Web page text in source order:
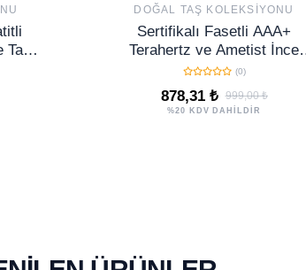
DOĞAL TAŞ KOLEKSIYONU
Sertifikalı Fasetli AAA+
Terahertz ve Ametist İnce
Model Bileklik – Ruhsal Huzur
(0)
878,31 ₺ 999,00 ₺
%20 KDV DAHİLDİR